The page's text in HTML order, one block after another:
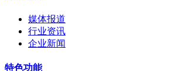
媒体报道
行业资讯
企业新闻
特色功能